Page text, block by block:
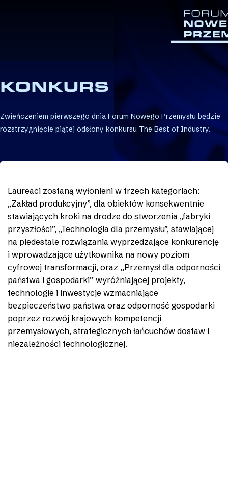
KONKURS
Zwieńczeniem pierwszego dnia Forum Nowego Przemysłu będzie
rozstrzygnięcie piątej odsłony konkursu The Best of Industry.
Laureaci zostaną wyłonieni w trzech kategoriach:
„Zakład produkcyjny”, dla obiektów konsekwentnie
stawiających kroki na drodze do stworzenia „fabryki
przyszłości”, „Technologia dla przemysłu”, stawiającej
na piedestale rozwiązania wyprzedzające konkurencję
i wprowadzające użytkownika na nowy poziom
cyfrowej transformacji, oraz ,,Przemysł dla odporności
państwa i gospodarki’’ wyróżniającej projekty,
technologie i inwestycje wzmacniające
bezpieczeństwo państwa oraz odporność gospodarki
poprzez rozwój krajowych kompetencji
przemysłowych, strategicznych łańcuchów dostaw i
niezależności technologicznej.